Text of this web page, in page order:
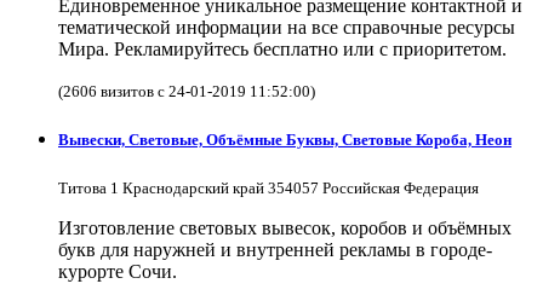
Единовременное уникальное размещение контактной и
тематической информации на все справочные ресурсы
Мира. Рекламируйтесь бесплатно или с приоритетом.
(2606 визитов с 24-01-2019 11:52:00)
Вывески, Световые, Объёмные Буквы, Световые Короба, Неон
Титова 1 Краснодарский край 354057 Российская Федерация
Изготовление световых вывесок, коробов и объёмных
букв для наружней и внутренней рекламы в городе-
курорте Сочи.